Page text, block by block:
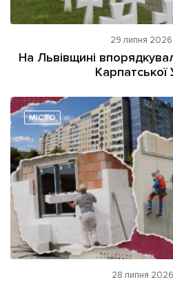
29 липня
На Львівщині
Карпатської
МІСТО
28 липня